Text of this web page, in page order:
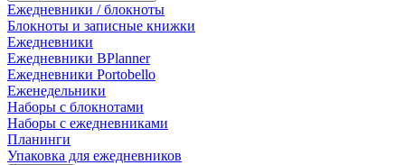
Ежедневники / блокноты
Блокноты и записные книжки
Ежедневники
Ежедневники BPlanner
Ежедневники Portobello
Еженедельники
Наборы с блокнотами
Наборы с ежедневниками
Планинги
Упаковка для ежедневников